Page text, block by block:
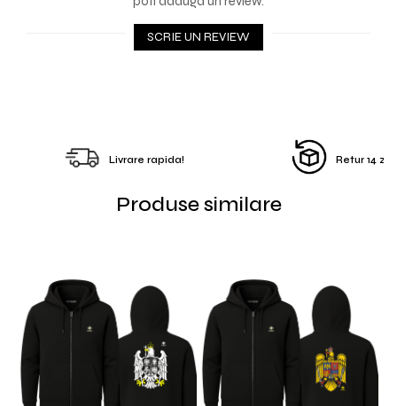
SCRIE UN REVIEW
Livrare rapida! Retur 14
Produse similare